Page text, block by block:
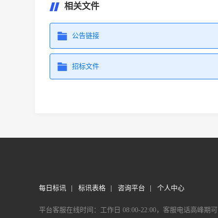
相关文件
公告链接
招标文件
每日标讯 标讯表格 咨询平台 个人中心
平台客服在线时间：工作日 08:00-22:00，客服电话高峰期